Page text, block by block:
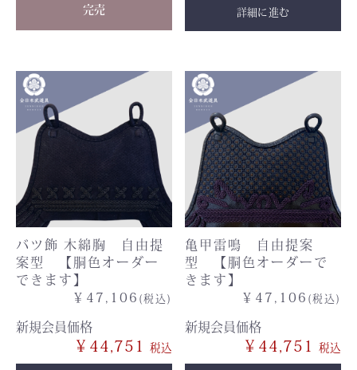
完売 詳細に進む
バツ飾 木綿胸 自由提
案型 【胴色オーダー
できます】
￥47,106 (税込)
新規会員価格
￥44,751
亀甲雷鳴 自由提案
型 【胴色オーダーで
きます】
￥47,106 (税込)
新規会員価格
￥44,751